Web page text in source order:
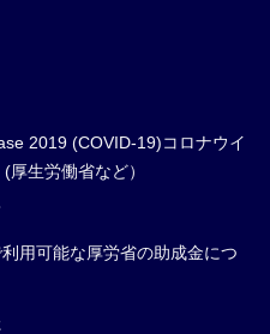
2019 (COVID-19)コロナウイ
生労働省など）
用可能な厚労省の助成金につ